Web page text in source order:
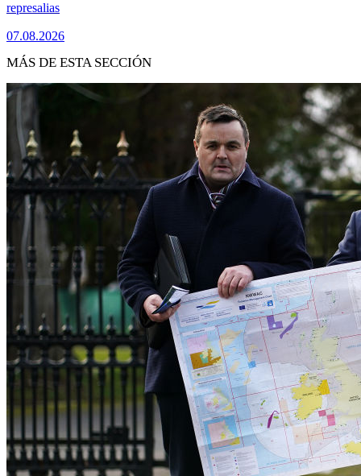
represalias
07.08.2026
MÁS DE ESTA SECCIÓN